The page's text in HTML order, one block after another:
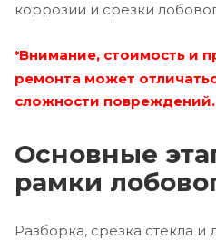
коррозии и срезки
*Внимание, стоимость и
ремонта может
сложности повреждений.
Основные
рамки
Разборка, срезка стекла и